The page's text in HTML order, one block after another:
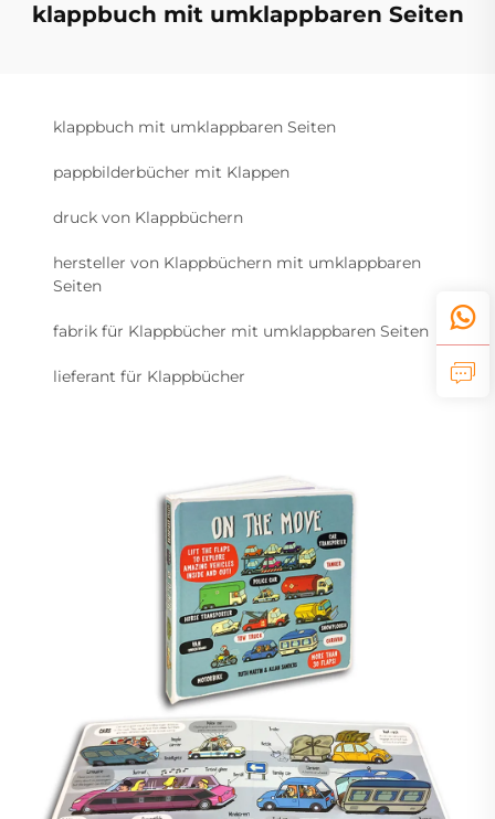
klappbuch mit umklappbaren Seiten
klappbuch mit umklappbaren Seiten
pappbilderbücher mit Klappen
druck von Klappbüchern
hersteller von Klappbüchern mit umklappbaren
Seiten
fabrik für Klappbücher mit umklappbaren Seiten
lieferant für Klappbücher